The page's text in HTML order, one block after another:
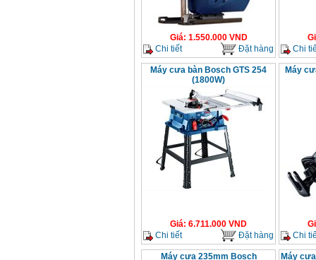
Giá: 1.550.000VND
Chi tiết
Đặt hàng
Chi
Máy cưa bàn Bosch GTS 254
(1800W)
Giá: 6.711.000 VND
Chi tiết
Đặt hàng
Máy
Chi
Máy cưa 235mm Bosch
Máy